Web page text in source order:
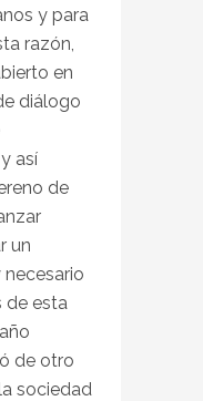
y para
razón,
en
diálogo
así
de
un
de esta
de otro
sociedad